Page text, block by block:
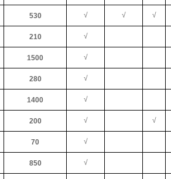
530 √ √ √
210 √
1500 √
280 √
1400 √
200 √ √
70 √
850 √